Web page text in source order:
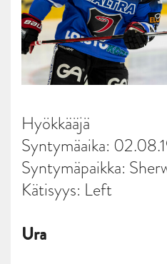
Hyökkääjä
Syntymäaika:
Syntymäpaikka:
Kätisyys: Left
Ura